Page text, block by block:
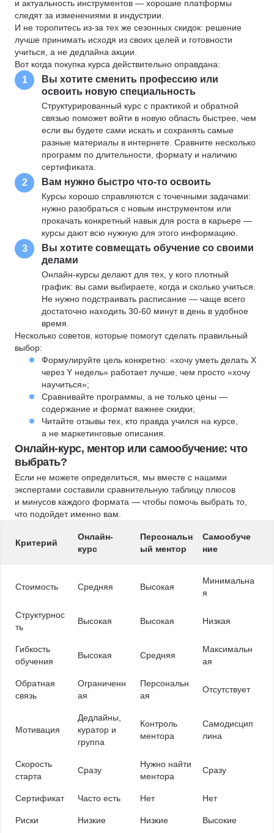
и актуальность инструментов — хорошие платформы
следят за изменениями в индустрии.
И не торопитесь из-за тех же сезонных скидок: решение
лучше принимать исходя из своих целей и готовности
учиться, а не дедлайна акции.
Вот когда покупка курса действительно оправдана:
1
Вы хотите сменить профессию или
освоить новую специальность
Структурированный курс с практикой и обратной
связью поможет войти в новую область быстрее, чем
если вы будете сами искать и сохранять самые
разные материалы в интернете. Сравните несколько
программ по длительности, формату и наличию
сертификата.
2 Вам нужно быстро что-то освоить
Курсы хорошо справляются с точечными задачами:
нужно разобраться с новым инструментом или
прокачать конкретный навык для роста в карьере —
курсы дают всю нужную для этого информацию.
3
Вы хотите совмещать обучение со своими
делами
Онлайн-курсы делают для тех, у кого плотный
график: вы сами выбираете, когда и сколько учиться.
Не нужно подстраивать расписание — чаще всего
достаточно находить 30-60 минут в день в удобное
время.
Несколько советов, которые помогут сделать правильный
выбор:
Формулируйте цель конкретно: «хочу уметь делать X
через Y недель» работает лучше, чем просто «хочу
научиться»;
Сравнивайте программы, а не только цены —
содержание и формат важнее скидки;
Читайте отзывы тех, кто правда учился на курсе,
а не маркетинговые описания.
Онлайн-курс, ментор или самообучение: что
выбрать?
Если не можете определиться, мы вместе с нашими
экспертами составили сравнительную таблицу плюсов
и минусов каждого формата — чтобы помочь выбрать то,
что подойдет именно вам.
Критерий
Онлайн-
курс
Персональн
ый ментор
Самообуче
ние
Стоимость Средняя Высокая
Минимальна
я
Структурнос
ть
Высокая Высокая Низкая
Гибкость
обучения
Высокая Средняя
Максимальн
ая
Обратная
связь
Ограниченн
ая
Персональн
ая
Отсутствует
Мотивация
Дедлайны,
куратор и
группа
Контроль
ментора
Самодисцип
лина
Скорость
старта
Сразу
Нужно найти
ментора
Сразу
Сертификат Часто есть Нет Нет
Риски Низкие Низкие Высокие